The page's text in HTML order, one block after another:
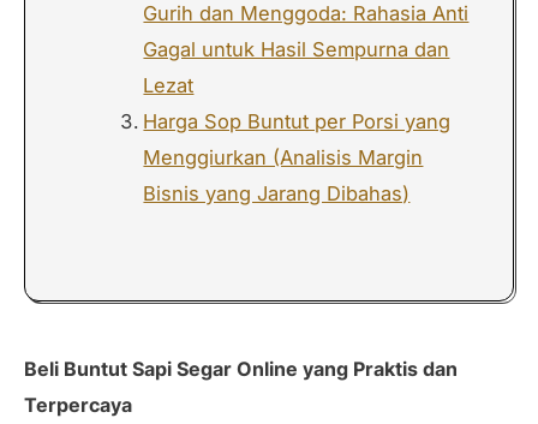
Gurih dan Menggoda: Rahasia Anti
Gagal untuk Hasil Sempurna dan
Lezat
Harga Sop Buntut per Porsi yang
Menggiurkan (Analisis Margin
Bisnis yang Jarang Dibahas)
Beli Buntut Sapi Segar Online yang Praktis dan
Terpercaya